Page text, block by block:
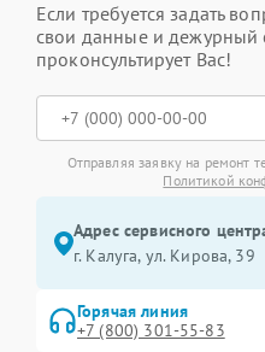
Если требуется задать
свои данные и дежурный
проконсультирует Вас!
Отправляя заявку на ремонт
Политикой
Адрес сервисного
г. Калуга, ул. Кирова, 39
Горячая линия
+7 (800) 301-55-83